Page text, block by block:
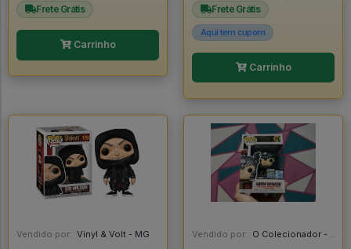
Frete Grátis
Carrinho
Frete Grátis
Aqui tem cupom
Carrinho
Vendido por: Vinyl & Volt - MG Vendido por: O Colecionador - SP